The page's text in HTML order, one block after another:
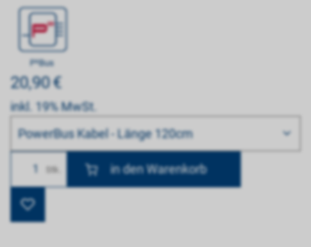
P²Bus
20,90€
inkl. 19% MwSt.
PowerBus Kabel - Länge 120cm
Anzahl Stk.